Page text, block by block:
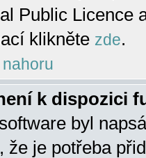
Public Licence
klikněte zde.
k dispozici
byl
že je potřeba